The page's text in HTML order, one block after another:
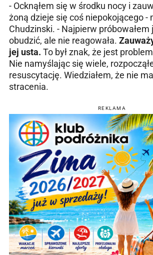
- Ocknąłem się w środku nocy i
żoną dzieje się coś niepokojącego -
Chudzinski. - Najpierw próbowałem
obudzić, ale nie reagowała.
jej usta. To był znak, że jest
Nie namyślając się wiele,
resuscytację. Wiedziałem, że nie
stracenia.
REKLAMA